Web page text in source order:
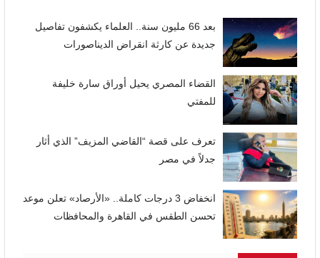
بعد 66 مليون سنة.. العلماء يكشفون تفاصيل
جديدة عن كارثة انقراض الديناصورات
القضاء المصري يحيل أوراق سارة خليفة
للمفتي
تعرف على قصة “القاضي المزيف” الذي أثار
جدلاً في مصر
انخفاض 3 درجات كاملة.. «الأرصاد» تعلن موعد
تحسن الطقس في القاهرة والمحافظات